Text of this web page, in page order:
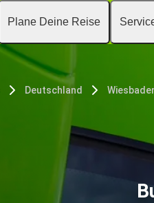
Plane Deine Reise
Deutschland